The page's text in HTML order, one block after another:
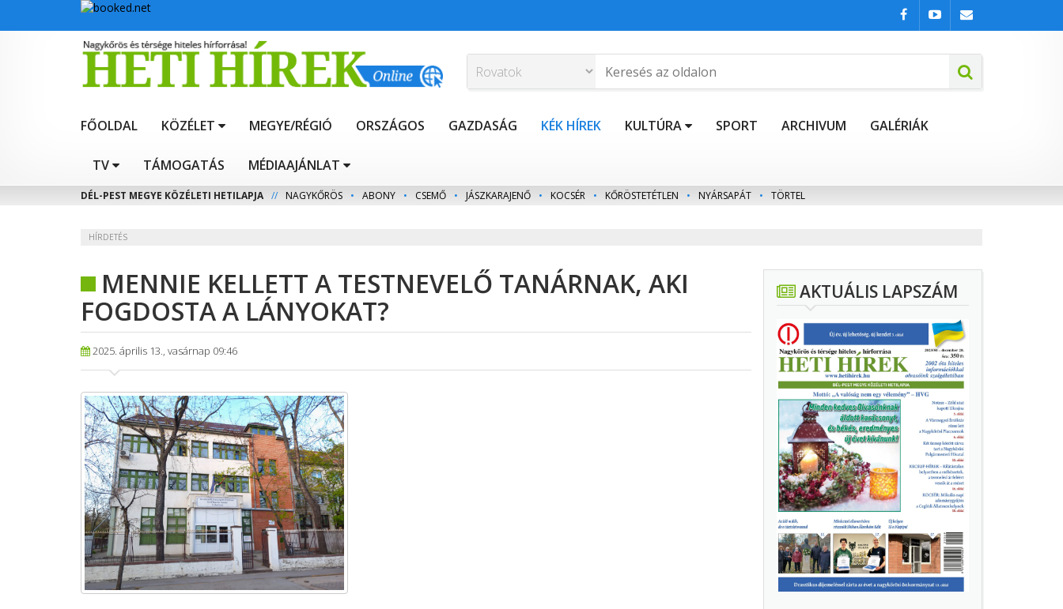
FŐOLDAL KÖZÉLET MEGYE/RÉGIÓ ORSZÁGOS GAZDASÁG KÉK HÍREK KULTÚRA SPORT ARCHIVUM GALÉRIÁK
TV TÁMOGATÁS MÉDIAAJÁNLAT
DÉL-PEST MEGYE KÖZÉLETI HETILAPJA // NAGYKŐRÖS • ABONY • CSEMŐ • JÁSZKARAJENŐ • KOCSÉR • KŐRÖSTETÉTLEN • NYÁRSAPÁT • TÖRTEL
HÍRDETÉS
MENNIE KELLETT A TESTNEVELŐ TANÁRNAK, AKI
FOGDOSTA A LÁNYOKAT?
2025. április 13., vasárnap 09:46
AKTUÁLIS LAPSZÁM